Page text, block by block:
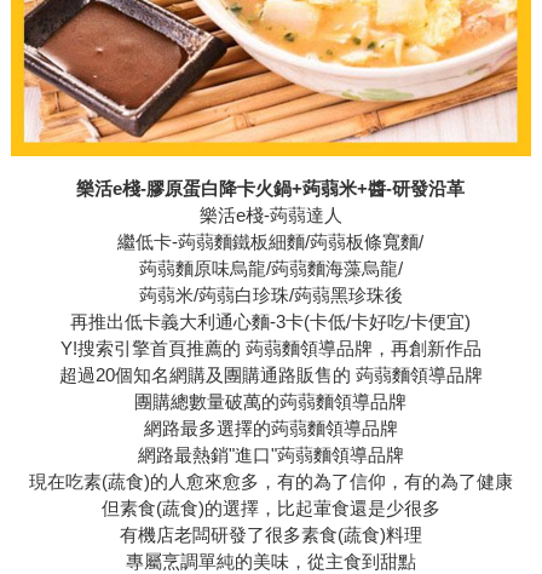
樂活e棧-膠原蛋白降卡火鍋+蒟蒻米+醬-研發沿革
樂活e棧-蒟蒻達人
繼低卡-蒟蒻麵鐵板細麵/蒟蒻板條寬麵/
蒟蒻麵原味烏龍/蒟蒻麵海藻烏龍/
蒟蒻米/蒟蒻白珍珠/蒟蒻黑珍珠後
再推出低卡義大利通心麵-3卡(卡低/卡好吃/卡便宜)
Y!搜索引擎首頁推薦的 蒟蒻麵領導品牌，再創新作品
超過20個知名網購及團購通路販售的 蒟蒻麵領導品牌
團購總數量破萬的蒟蒻麵領導品牌
網路最多選擇的蒟蒻麵領導品牌
網路最熱銷"進口"蒟蒻麵領導品牌
現在吃素(蔬食)的人愈來愈多，有的為了信仰，有的為了健康
但素食(蔬食)的選擇，比起葷食還是少很多
有機店老闆研發了很多素食(蔬食)料理
專屬烹調單純的美味，從主食到甜點